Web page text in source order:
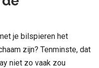
je bilspieren het
zijn? Tenminste, dat
niet zo vaak zou